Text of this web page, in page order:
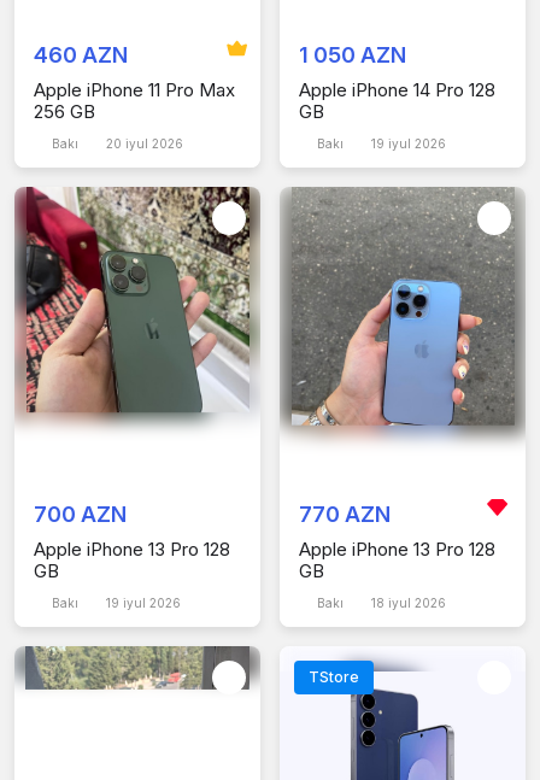
460 AZN
Apple iPhone 11 Pro Max
256 GB
Bakı 20 iyul 2026
1 050 AZN
Apple iPhone 14 Pro 128
GB
Bakı 19 iyul 2026
700 AZN
Apple iPhone 13 Pro 128
GB
Bakı 19 iyul 2026
770 AZN
Apple iPhone 13 Pro 128
GB
Bakı 18 iyul 2026
TStore